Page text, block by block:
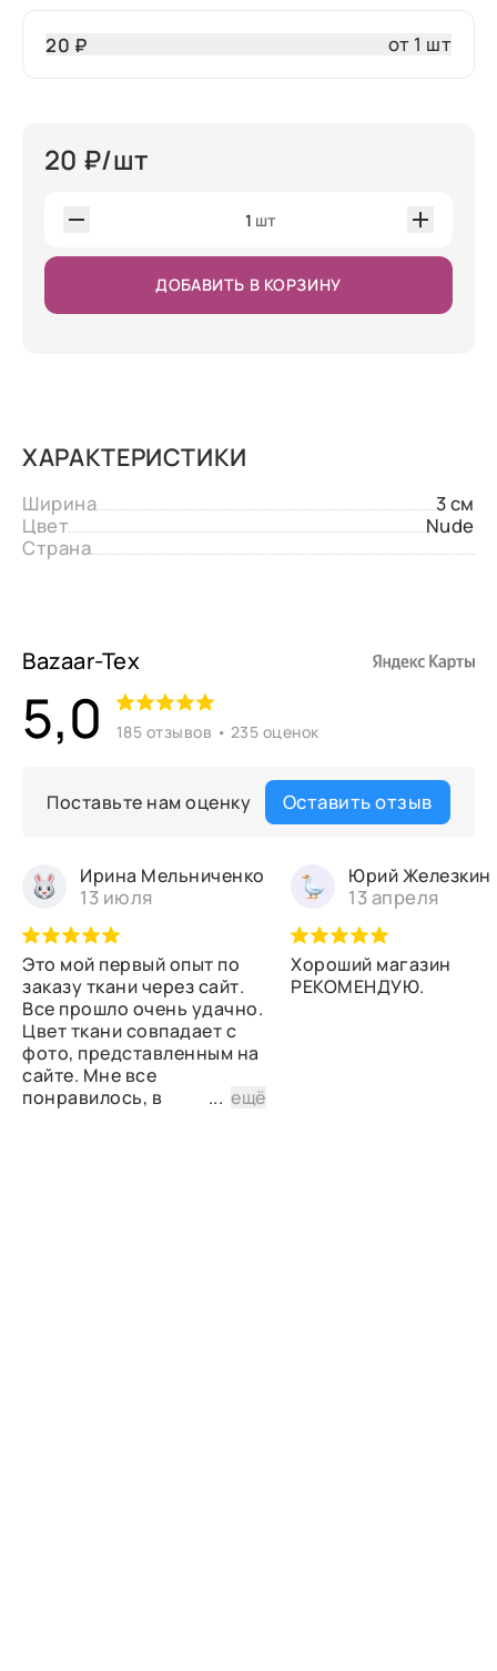
20 ₽ от 1 шт
20 ₽/шт
1 шт
ДОБАВИТЬ В КОРЗИНУ
ХАРАКТЕРИСТИКИ
Ширина
3 см
Цвет
Nude
Страна
Bazaar-Tex
5,0 185 отзывов • 235 оценок
Поставьте нам оценку Оставить отзыв
Ирина Мельниченко
13 июля
Это мой первый опыт по
заказу ткани через сайт.
Все прошло очень удачно.
Цвет ткани совпадает с
фото, представленным на
сайте. Мне все
понравилось, в
...ещё
Юрий Железкин
13 апреля
Хороший магазин
РЕКОМЕНДУЮ.